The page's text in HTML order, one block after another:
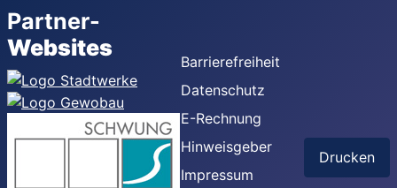
Partner-
Websites
Barrierefreiheit
Datenschutz
E-Rechnung
Hinweisgeber
Impressum
Drucken